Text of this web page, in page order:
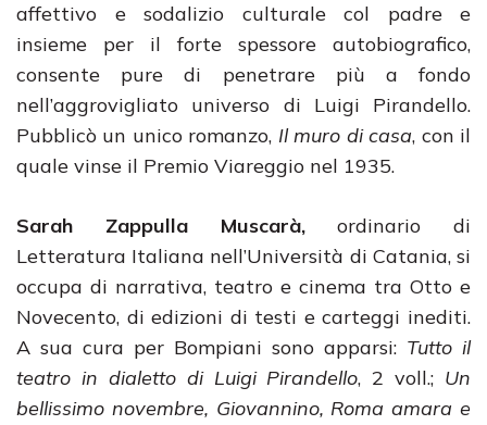
affettivo e sodalizio culturale col padre e
insieme per il forte spessore autobiografico,
consente pure di penetrare più a fondo
nell’aggrovigliato universo di Luigi Pirandello.
Pubblicò un unico romanzo, Il muro di casa, con il
quale vinse il Premio Viareggio nel 1935.
Sarah Zappulla Muscarà,ordinario di
Letteratura Italiana nell’Università di Catania, si
occupa di narrativa, teatro e cinema tra Otto e
Novecento, di edizioni di testi e carteggi inediti.
A sua cura per Bompiani sono apparsi: Tutto il
teatro in dialetto di Luigi Pirandello, 2 voll.; Un
bellissimo novembre, Giovannino, Roma amara e